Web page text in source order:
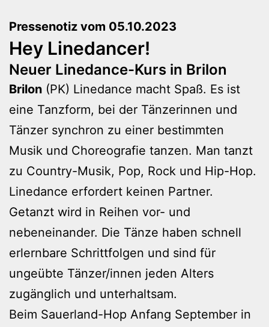
Pressenotiz vom 05.10.2023
Hey Linedancer!
Neuer Linedance-Kurs in Brilon
Brilon (PK) Linedance macht Spaß. Es ist
eine Tanzform, bei der Tänzerinnen und
Tänzer synchron zu einer bestimmten
Musik und Choreografie tanzen. Man tanzt
zu Country-Musik, Pop, Rock und Hip-Hop.
Linedance erfordert keinen Partner.
Getanzt wird in Reihen vor- und
nebeneinander. Die Tänze haben schnell
erlernbare Schrittfolgen und sind für
ungeübte Tänzer/innen jeden Alters
zugänglich und unterhaltsam.
Beim Sauerland-Hop Anfang September in